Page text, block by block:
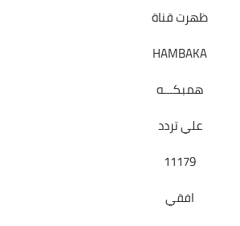
ظهرت قناة
HAMBAKA
همبكـــه
علي تردد
11179
افقي